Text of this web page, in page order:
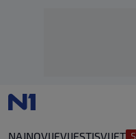
NAJNOVIJEVIJESTISVIJET